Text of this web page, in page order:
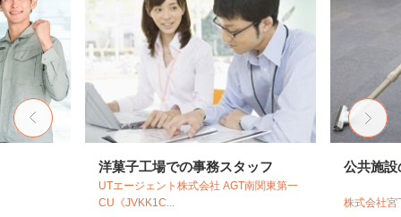
洋菓子工場での事務スタッフ
UTエージェント株式会社 AGT南関東第一
CU《JVKK1C...
公共施設
株式会社